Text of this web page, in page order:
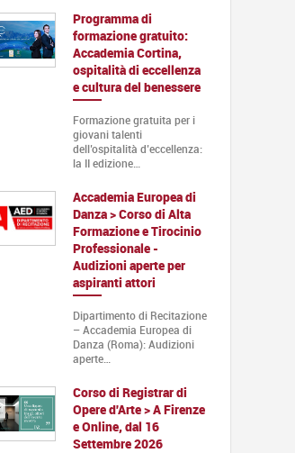
Programma di
formazione gratuito:
Accademia Cortina,
ospitalità di eccellenza
e cultura del benessere
Formazione gratuita per i
giovani talenti
dell’ospitalità d’eccellenza:
la II edizione…
Accademia Europea di
Danza > Corso di Alta
Formazione e Tirocinio
Professionale -
Audizioni aperte per
aspiranti attori
Dipartimento di Recitazione
– Accademia Europea di
Danza (Roma): Audizioni
aperte…
Corso di Registrar di
Opere d'Arte > A Firenze
e Online, dal 16
Settembre 2026